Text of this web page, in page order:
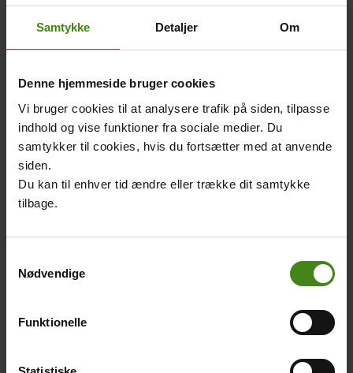
Samtykke Detaljer Om
Denne hjemmeside bruger cookies
Vi bruger cookies til at analysere trafik på siden, tilpasse
indhold og vise funktioner fra sociale medier. Du
samtykker til cookies, hvis du fortsætter med at anvende
siden.
Du kan til enhver tid ændre eller trække dit samtykke
tilbage.
Nødvendige
Funktionelle
løbet af kort tid forvandler det tørre landskab sig til frodige
marker.
mangoer. Mangotræer er lige så almindelige i Burkina
den frugt, som bliver dyrket i landet, mangoer.
Related
content
Main
picture
Bomuld, det hvide
Body
Vidste du, at meget af dit
picture
Vandmangel og
Tørke er et stort problem i
Træplantning kan hjælpe